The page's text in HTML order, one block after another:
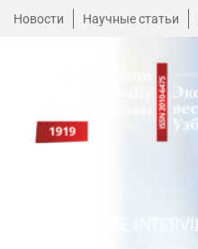
Новости Научные статьи